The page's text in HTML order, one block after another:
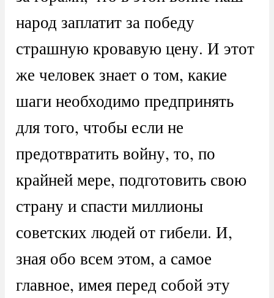
народ заплатит за победу
страшную кровавую цену. И этот
же человек знает о том, какие
шаги необходимо предпринять
для того, чтобы если не
предотвратить войну, то, по
крайней мере, подготовить свою
страну и спасти миллионы
советских людей от гибели. И,
зная обо всем этом, а самое
главное, имея перед собой эту